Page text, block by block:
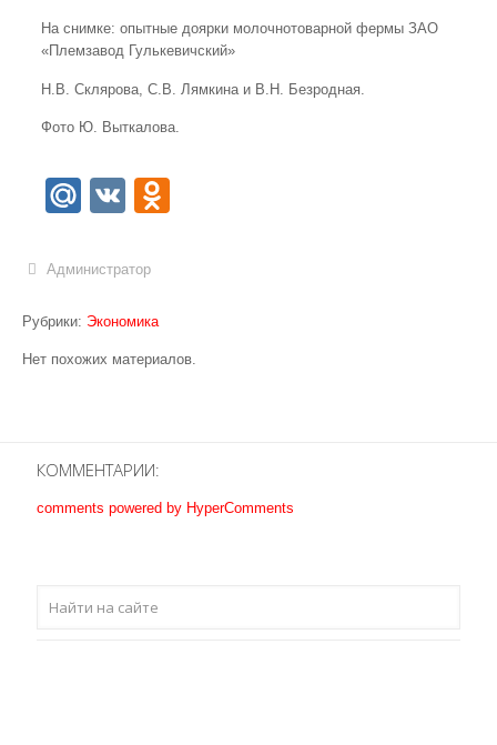
На снимке: опытные доярки молочнотоварной фермы ЗАО
«Племзавод Гулькевичский»
Н.В. Склярова, С.В. Лямкина и В.Н. Безродная.
Фото Ю. Выткалова.
Mail.Ru
VK
Администратор
Рубрики: Экономика
Нет похожих материалов.
КОММЕНТАРИИ:
comments powered by HyperComments